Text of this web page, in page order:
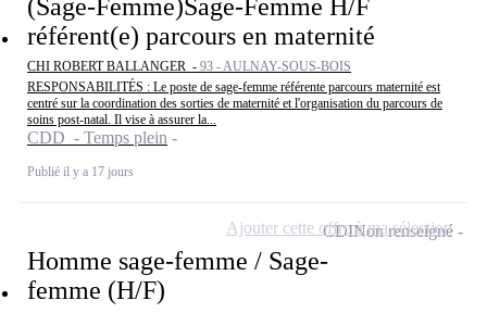
(Sage-Femme)Sage-Femme H/F
référent(e) parcours en maternité
CHI ROBERT BALLANGER - 93 - AULNAY-SOUS-BOIS
RESPONSABILITÉS : Le poste de sage-femme référente parcours maternité est
centré sur la coordination des sorties de maternité et l'organisation du parcours de
soins post-natal. Il vise à assurer la...
CDD - Temps plein
Publié il y a 17 jours
Homme sage-femme / Sage-
femme (H/F)
CDINon renseigné
Ajouter cette offre à ma sélection